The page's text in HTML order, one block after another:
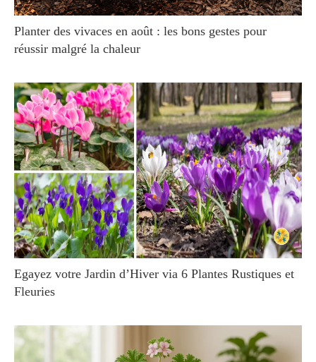
Planter des vivaces en août : les bons gestes pour
réussir malgré la chaleur
Egayez votre Jardin d’Hiver via 6 Plantes Rustiques et
Fleuries